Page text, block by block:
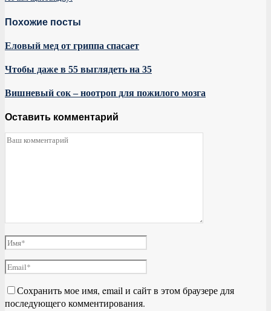
Похожие посты
Еловый мед от гриппа спасает
Чтобы даже в 55 выглядеть на 35
Вишневый сок – ноотроп для пожилого мозга
Оставить комментарий
Сохранить мое имя, email и сайт в этом браузере для
последующего комментирования.